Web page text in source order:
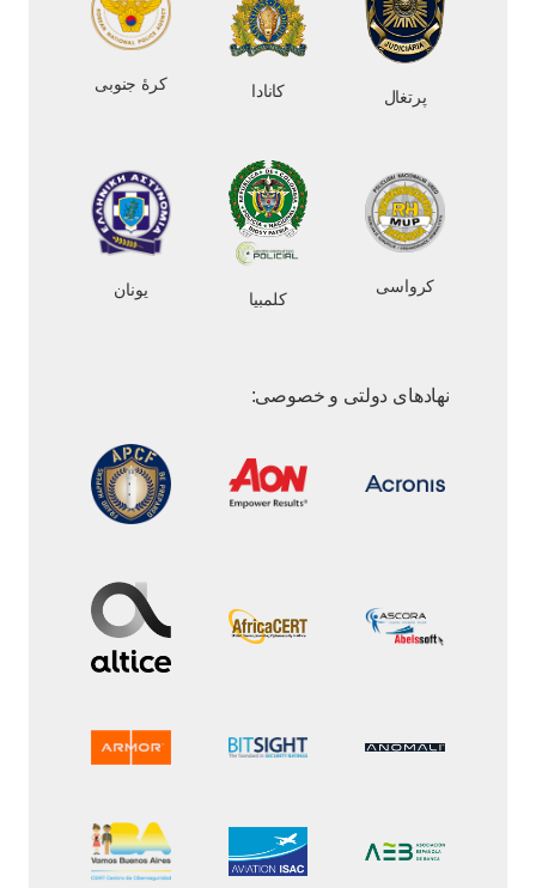
پرتغال کانادا کرهٔ جنوبی
کرواسی
کلمبیا
یونان
نهادهای دولتی و خصوصی: